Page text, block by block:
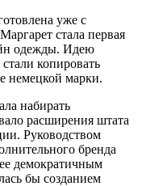
уже с
стала первая
одежды. Идею
копировать
немецкой марки.
набирать
расширения штата
Руководством
бренда
демократичным
бы созданием